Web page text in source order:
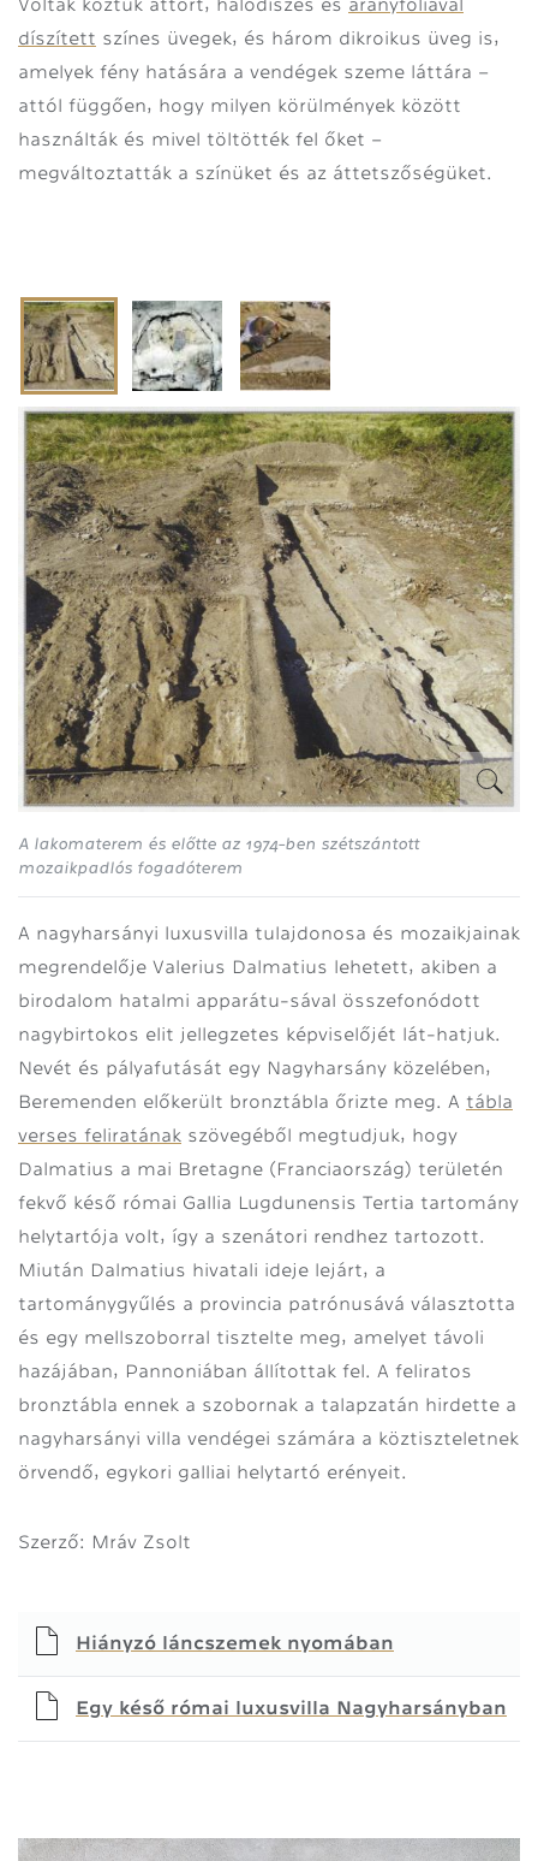
díszített színes üvegek, és három dikroikus üveg is,
amelyek fény hatására a vendégek szeme láttára –
attól függően, hogy milyen körülmények között
használták és mivel töltötték fel őket –
megváltoztatták a színüket és az áttetszőségüket.
A lakomaterem és előtte az 1974-ben szétszántott
mozaikpadlós fogadóterem
A nagyharsányi luxusvilla tulajdonosa és mozaikjainak
megrendelője Valerius Dalmatius lehetett, akiben a
birodalom hatalmi apparátu-sával összefonódott
nagybirtokos elit jellegzetes képviselőjét lát-hatjuk.
Nevét és pályafutását egy Nagyharsány közelében,
Beremenden előkerült bronztábla őrizte meg. A tábla
verses feliratának szövegéből megtudjuk, hogy
Dalmatius a mai Bretagne (Franciaország) területén
fekvő késő római Gallia Lugdunensis Tertia tartomány
helytartója volt, így a szenátori rendhez tartozott.
Miután Dalmatius hivatali ideje lejárt, a
tartománygyűlés a provincia patrónusává választotta
és egy mellszoborral tisztelte meg, amelyet távoli
hazájában, Pannoniában állítottak fel. A feliratos
bronztábla ennek a szobornak a talapzatán hirdette a
nagyharsányi villa vendégei számára a köztiszteletnek
örvendő, egykori galliai helytartó erényeit.
Szerző: Mráv Zsolt
Hiányzó láncszemek nyomában
Egy késő római luxusvilla Nagyharsányban